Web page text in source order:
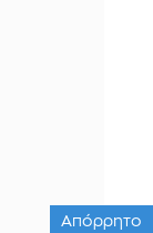
Απόρρητο